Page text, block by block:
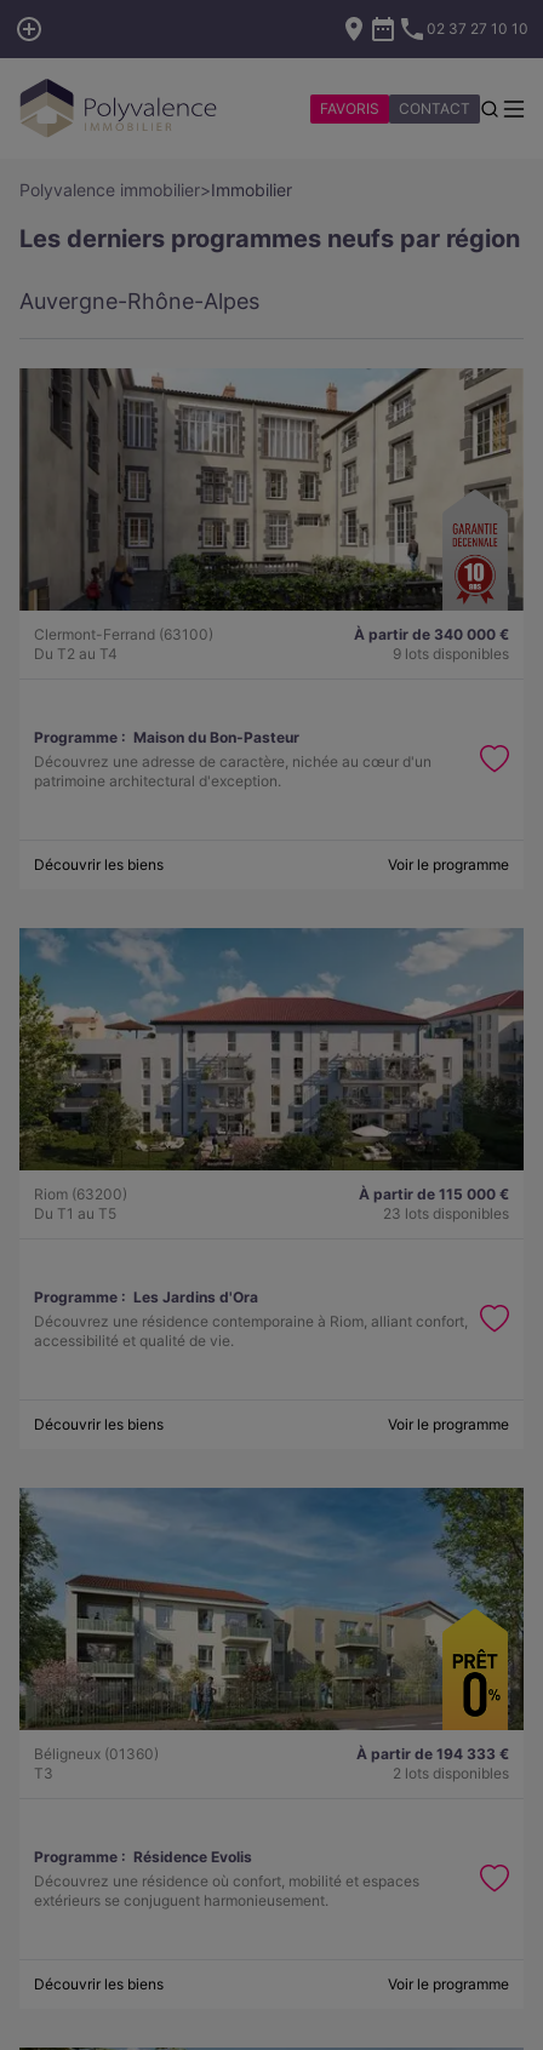
02 37 27 10 10
FAVORIS CONTACT
Polyvalence immobilier>Immobilier
Les derniers programmes neufs par région
Auvergne-Rhône-Alpes
Clermont-Ferrand (63100)
Du T2 au T4
À partir de 340 000 €
9 lots disponibles
Programme : Maison du Bon-Pasteur
Découvrez une adresse de caractère, nichée au cœur d'un
patrimoine architectural d'exception.
Découvrir les biens Voir le programme
Riom (63200)
Du T1 au T5
À partir de 115 000 €
23 lots disponibles
Programme : Les Jardins d'Ora
Découvrez une résidence contemporaine à Riom, alliant confort,
accessibilité et qualité de vie.
Découvrir les biens Voir le programme
Béligneux (01360)
T3
À partir de 194 333 €
2 lots disponibles
Programme : Résidence Evolis
Découvrez une résidence où confort, mobilité et espaces
extérieurs se conjuguent harmonieusement.
Découvrir les biens Voir le programme